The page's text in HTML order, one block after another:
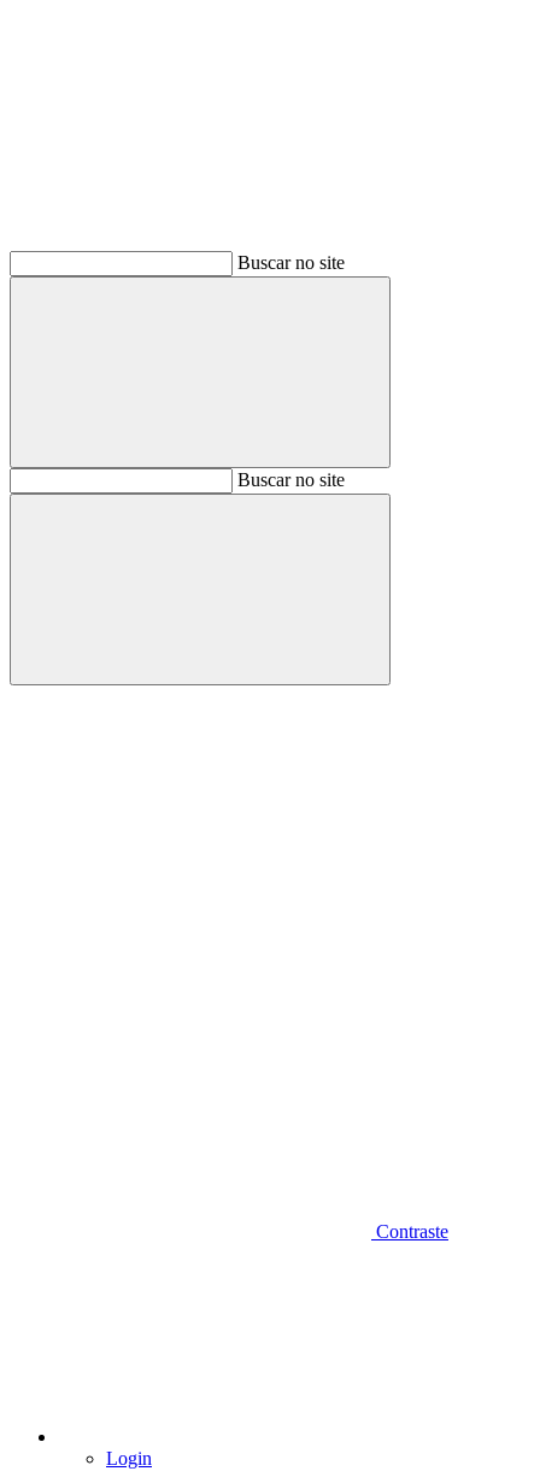
Buscar no site
BuscarBuscar no site
Buscar
Contraste
Login